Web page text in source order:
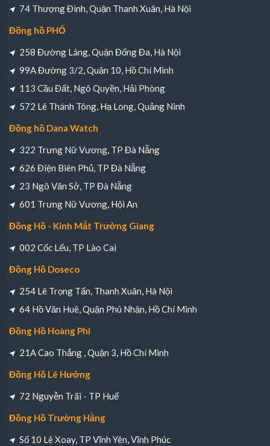
74 Thượng Đình, Quận Thanh Xuân, Hà Nội
Đồng hồ PHỐ
258 Đường Láng, Quận Đống Đa, Hà Nội
99A Đường 3/2, Quận 10, Hồ Chí Minh
113 Cầu Đất, Ngô Quyền, Hải Phòng
572 Lê Thánh Tông, Hạ Long, Quảng Ninh
Đồng hồ Dana Watch
322 Trưng Nữ Vương, TP Đà Nẵng
626 Điện Biên Phủ, TP Đà Nẵng
23 Ngô Văn Sở, TP Đà Nẵng
601 Trưng Nữ Vương, Hội An
Đồng Hồ - Kính Mắt Trường Giang
002 Cốc Lếu, TP Lào Cai
Đồng Hồ Doseco
254 Lê Trọng Tấn, Thanh Xuân, Hà Nội
64 Hồ Văn Huê, Quận Phú Nhận, Hồ Chí Minh
Đồng Hồ Hoàng Phi
21A Cao Thắng , Quận 3, Hồ Chí Minh
Đồng Hồ Lê Hướng
72 Nguyễn Trãi - TP Huế
Đồng Hồ Trường Hằng
Số 10 Lê Xoay, TP Vĩnh Yên, Vĩnh Phúc